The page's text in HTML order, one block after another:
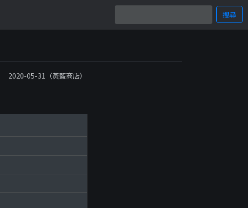
搜尋
2020-05-31（黃藍商店）